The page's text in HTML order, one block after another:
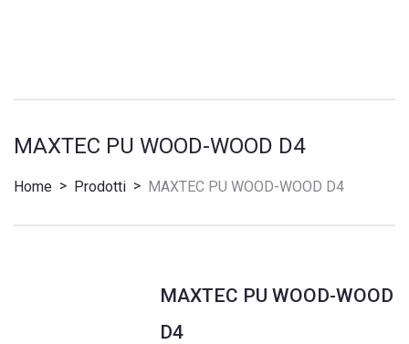
MAXTEC PU WOOD-WOOD D4
Home > Prodotti > MAXTEC PU WOOD-WOOD D4
MAXTEC PU WOOD-WOOD
D4